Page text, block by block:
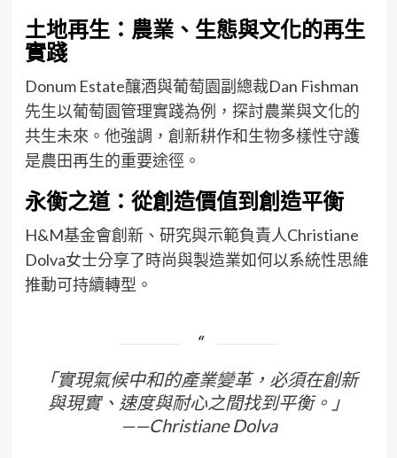
土地再生：農業、生態與文化的再生
實踐
Donum Estate釀酒與葡萄園副總裁Dan Fishman
先生以葡萄園管理實踐為例，探討農業與文化的
共生未來。他強調，創新耕作和生物多樣性守護
是農田再生的重要途徑。
永衡之道：從創造價值到創造平衡
H&M基金會創新、研究與示範負責人Christiane
Dolva女士分享了時尚與製造業如何以系統性思維
推動可持續轉型。
「實現氣候中和的產業變革，必須在創新
與現實、速度與耐心之間找到平衡。」
——Christiane Dolva